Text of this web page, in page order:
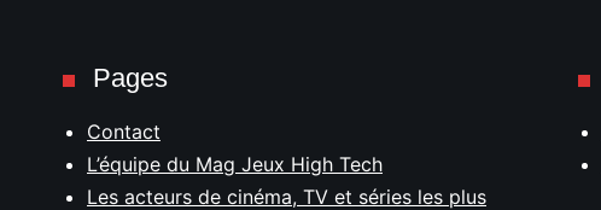
Pages
Contact
L’équipe du Mag Jeux High Tech
Les acteurs de cinéma, TV et séries les plus